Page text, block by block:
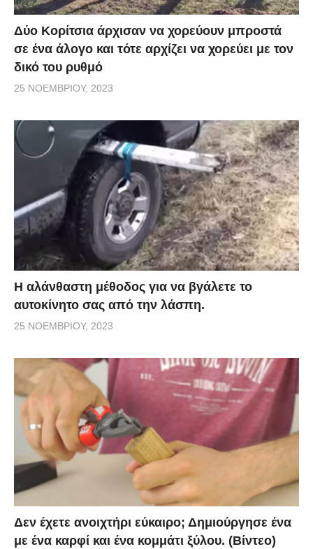
Δύο Κορίτσια άρχισαν να χορεύουν μπροστά
σε ένα άλογο και τότε αρχίζει να χορεύει με τον
δικό του ρυθμό
25 ΝΟΕΜΒΡΊΟΥ, 2023
Η αλάνθαστη μέθοδος για να βγάλετε το
αυτοκίνητο σας από την λάσπη.
25 ΝΟΕΜΒΡΊΟΥ, 2023
Δεν έχετε ανοιχτήρι εύκαιρο; Δημιούργησε ένα
με ένα καρφί και ένα κομμάτι ξύλου. (Βίντεο)